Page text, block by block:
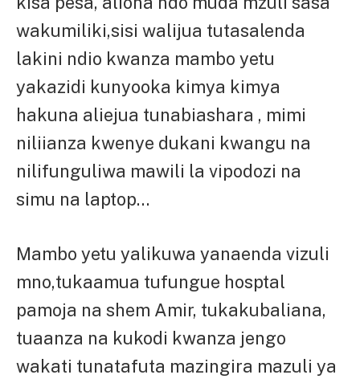
wakumiliki,sisi walijua tutasalenda
lakini ndio kwanza mambo yetu
yakazidi kunyooka kimya kimya
hakuna aliejua tunabiashara , mimi
niliianza kwenye dukani kwangu na
nilifunguliwa mawili la vipodozi na
simu na laptop…
Mambo yetu yalikuwa yanaenda vizuli
mno,tukaamua tufungue hosptal
pamoja na shem Amir, tukakubaliana,
tuaanza na kukodi kwanza jengo
wakati tunatafuta mazingira mazuli ya